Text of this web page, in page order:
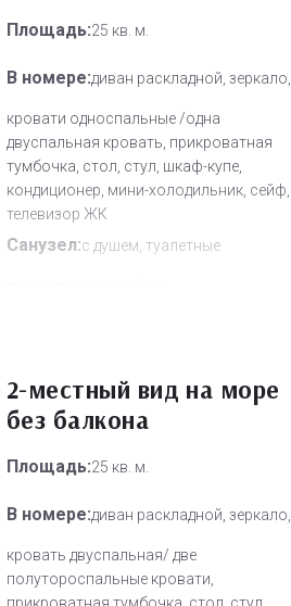
Площадь:25 кв. м.
В номере:диван раскладной, зеркало,
кровати односпальные /одна
двуспальная кровать, прикроватная
тумбочка, стол, стул, шкаф-купе,
кондиционер, мини-холодильник, сейф,
телевизор ЖК
Санузел:с душем, туалетные
уборка номера
Дополнительное место:
2-местный вид на море
без балкона
Площадь:25 кв. м.
В номере:диван раскладной, зеркало,
кровать двуспальная/ две
полутороспальные кровати,